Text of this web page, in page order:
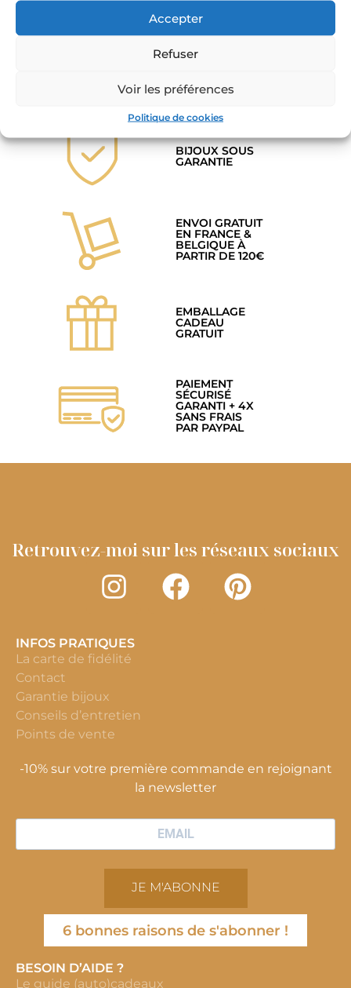
Accepter
Refuser
Voir les préférences
Politique de cookies
25,00€ – 29,00€
Choix des options
BIJOUX SOUS
GARANTIE
ENVOI GRATUIT
EN FRANCE &
BELGIQUE À
PARTIR DE 120€
EMBALLAGE
CADEAU
GRATUIT
PAIEMENT
SÉCURISÉ
GARANTI + 4X
SANS FRAIS
PAR PAYPAL
Retrouvez-moi sur les réseaux sociaux
INFOS PRATIQUES
La carte de fidélité
Contact
Garantie bijoux
Conseils d’entretien
Points de vente
-10% sur votre première commande en rejoignant
la newsletter
JE M'ABONNE
6 bonnes raisons de s'abonner !
BESOIN D’AIDE ?
Le guide (auto)cadeaux